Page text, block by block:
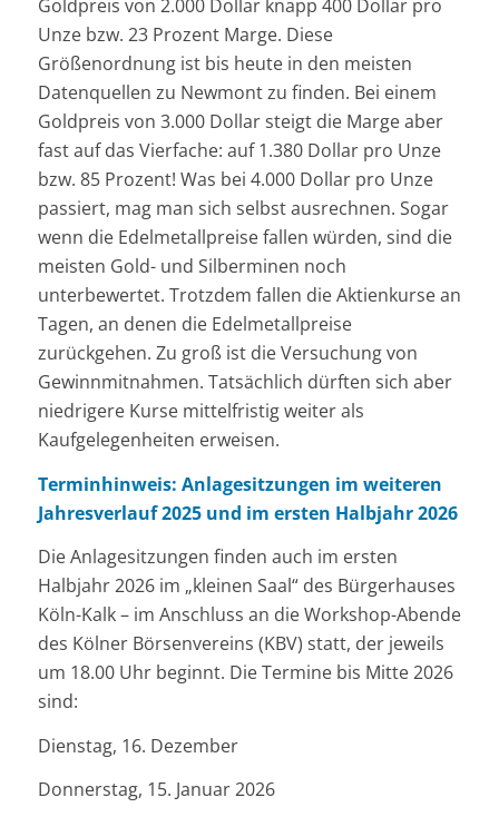
Goldpreis von 2.000 Dollar knapp 400 Dollar pro
Unze bzw. 23 Prozent Marge. Diese
Größenordnung ist bis heute in den meisten
Datenquellen zu Newmont zu finden. Bei einem
Goldpreis von 3.000 Dollar steigt die Marge aber
fast auf das Vierfache: auf 1.380 Dollar pro Unze
bzw. 85 Prozent! Was bei 4.000 Dollar pro Unze
passiert, mag man sich selbst ausrechnen. Sogar
wenn die Edelmetallpreise fallen würden, sind die
meisten Gold- und Silberminen noch
unterbewertet. Trotzdem fallen die Aktienkurse an
Tagen, an denen die Edelmetallpreise
zurückgehen. Zu groß ist die Versuchung von
Gewinnmitnahmen. Tatsächlich dürften sich aber
niedrigere Kurse mittelfristig weiter als
Kaufgelegenheiten erweisen.
Terminhinweis: Anlagesitzungen im weiteren
Jahresverlauf 2025 und im ersten Halbjahr 2026
Die Anlagesitzungen finden auch im ersten
Halbjahr 2026 im „kleinen Saal“ des Bürgerhauses
Köln-Kalk – im Anschluss an die Workshop-Abende
des Kölner Börsenvereins (KBV) statt, der jeweils
um 18.00 Uhr beginnt. Die Termine bis Mitte 2026
sind:
Dienstag, 16. Dezember
Donnerstag, 15. Januar 2026